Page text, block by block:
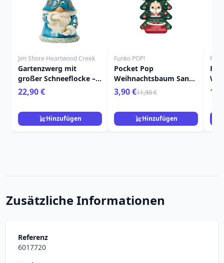
Jim Shore Heartwood Creek
Gartenzwerg mit
großer Schneeflocke –
HEARTWOOD CREEK
22,90 €
Hinzufügen
Funko POP!
Pocket Pop
Weihnachtsbaum Sandy
Clauss - Disney
Nightmare Before
3,90 €11,90 €
Hinzufügen
Zusätzliche Informationen
Referenz
6017720